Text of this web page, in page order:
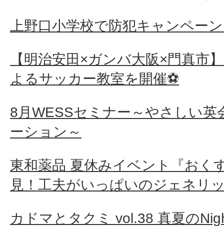
上野口小学校で防犯キャンペー
【明治安田×ガンバ大阪×門真市
よるサッカー教室を開催⚽
8月WESSセミナー～やさしい英
ーション～
東和薬品 夏休みイベント『おく
見！工夫がいっぱいのジェネリ
カドマとタクミ vol.38 真夏の